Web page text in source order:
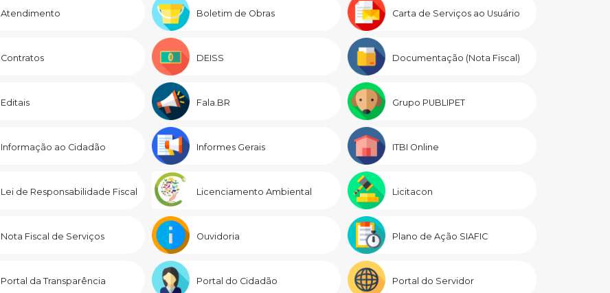
Atendimento Boletim de Obras Carta de Serviços ao Usuário
Contratos DEISS Documentação (Nota Fiscal)
Editais Fala.BR Grupo PUBLIPET
Informação ao Cidadão Informes Gerais ITBI Online
Lei de Responsabilidade Fiscal Licenciamento Ambiental Licitacon
Nota Fiscal de Serviços Ouvidoria Plano de Ação SIAFIC
Portal da Transparência Portal do Cidadão Portal do Servidor